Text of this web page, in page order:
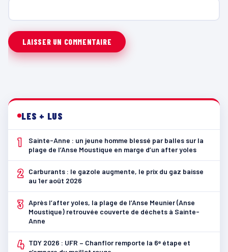
LES + LUS
1
Sainte-Anne : un jeune homme blessé par balles sur la
plage de l’Anse Moustique en marge d’un after yoles
2
Carburants : le gazole augmente, le prix du gaz baisse
au 1er août 2026
3 Après l’after yoles, la plage de l’Anse Meunier (Anse
Moustique) retrouvée couverte de déchets à Sainte-
Anne
4 TDY 2026 : UFR – Chanflor remporte la 6ᵉ étape et